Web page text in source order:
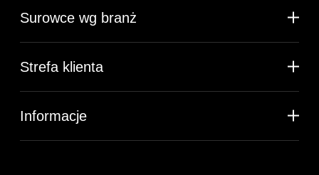
Surowce wg branż
Strefa klienta
Informacje